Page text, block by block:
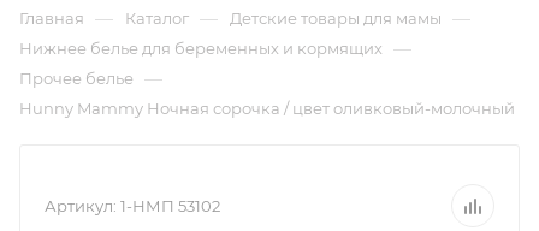
Главная — Каталог — Детские товары для мамы —
Нижнее белье для беременных и кормящих —
Прочее белье —
Hunny Mammy Ночная сорочка / цвет оливковый-молочный
Артикул: 1-НМП 53102